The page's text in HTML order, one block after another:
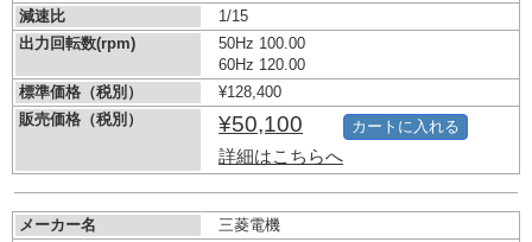
減速比
1/15
出力回転数(rpm)
50Hz 100.00
60Hz 120.00
標準価格（税別）
¥128,400
販売価格（税別）
¥50,100
詳細はこちらへ
カートに入れる
メーカー名
三菱電機